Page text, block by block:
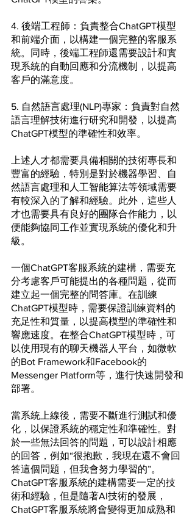
4. 後端工程師：負責整合ChatGPT模型
和前端介面，以構建一個完整的客服系
統。同時，後端工程師還需要設計和實
現系統的自動回應和分流機制，以提高
客戶的滿意度。
5. 自然語言處理(NLP)專家：負責對自然
語言理解技術進行研究和開發，以提高
ChatGPT模型的準確性和效率。
上述人才都需要具備相關的技術專長和
豐富的經驗，特別是對於機器學習、自
然語言處理和人工智能算法等領域需要
有較深入的了解和經驗。此外，這些人
才也需要具有良好的團隊合作能力，以
便能夠協同工作並實現系統的優化和升
級。
一個ChatGPT客服系統的建構，需要充
分考慮客戶可能提出的各種問題，從而
建立起一個完整的問答庫。在訓練
ChatGPT模型時，需要保證訓練資料的
充足性和質量，以提高模型的準確性和
響應速度。在整合ChatGPT模型時，可
以使用現有的聊天機器人平台，如微軟
的Bot Framework和Facebook的
Messenger Platform等，進行快速開發和
部署。
當系統上線後，需要不斷進行測試和優
化，以保證系統的穩定性和準確性。對
於一些無法回答的問題，可以設計相應
的回答，例如“很抱歉，我現在還不會回
答這個問題，但我會努力學習的”。
ChatGPT客服系統的建構需要一定的技
術和經驗，但是隨著AI技術的發展，
ChatGPT客服系統將會變得更加成熟和